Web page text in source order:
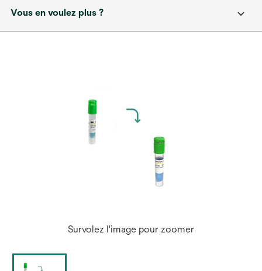
Vous en voulez plus ?
Survolez l'image pour zoomer